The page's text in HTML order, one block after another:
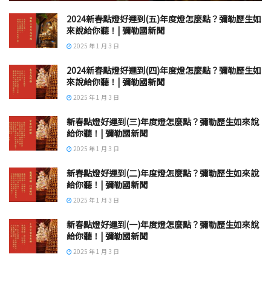
2024新春點燈好運到(五)年度燈怎麼點？彌勒歷生如
來說給你聽！| 彌勒國新聞
2025 年 1 月 3 日
2024新春點燈好運到(四)年度燈怎麼點？彌勒歷生如
來說給你聽！| 彌勒國新聞
2025 年 1 月 3 日
新春點燈好運到(三)年度燈怎麼點？彌勒歷生如來說
給你聽！| 彌勒國新聞
2025 年 1 月 3 日
新春點燈好運到(二)年度燈怎麼點？彌勒歷生如來說
給你聽！| 彌勒國新聞
2025 年 1 月 3 日
新春點燈好運到(一)年度燈怎麼點？彌勒歷生如來說
給你聽！| 彌勒國新聞
2025 年 1 月 3 日